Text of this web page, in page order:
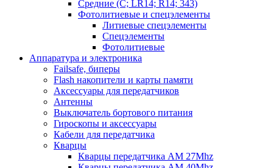
Средние (C; LR14; R14; 343)
Фотолитиевые и спецэлементы
Литиевые спецэлементы
Спецэлементы
Фотолитиевые
Аппаратура и электроника
Failsafe, биперы
Flash накопители и карты памяти
Аксессуары для передатчиков
Антенны
Выключатель бортового питания
Гироскопы и аксессуары
Кабели для передатчика
Кварцы
Кварцы передатчика AM 27Mhz